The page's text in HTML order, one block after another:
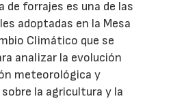
de forrajes es una de las
adoptadas en la Mesa
Climático que se
analizar la evolución
meteorológica y
la agricultura y la